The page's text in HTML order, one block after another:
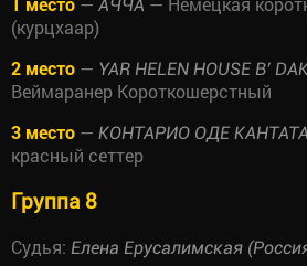
АЧЧА
(курцхаар)
2 место — YAR HELEN HOUSE B’
Веймаранер Короткошерстный
3 место — КОНТАРИО ОДЕ КАНТАТА
красный сеттер
Группа 8
Судья: Елена Ерусалимская